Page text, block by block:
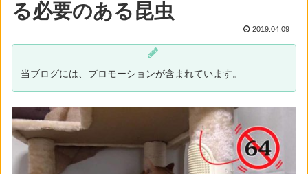
る必要のある昆虫
2019.04.09
当ブログには、プロモーションが含まれています。